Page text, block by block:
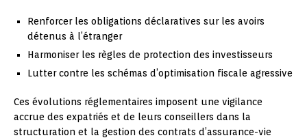
Renforcer les obligations déclaratives sur les avoirs
détenus à l’étranger
Harmoniser les règles de protection des investisseurs
Lutter contre les schémas d’optimisation fiscale agressive
Ces évolutions réglementaires imposent une vigilance
accrue des expatriés et de leurs conseillers dans la
structuration et la gestion des contrats d’assurance-vie